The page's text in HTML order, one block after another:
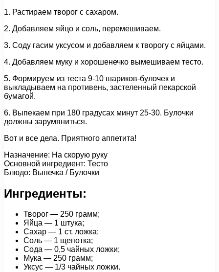
1. Растираем творог с сахаром.
2. Добавляем яйцо и соль, перемешиваем.
3. Соду гасим уксусом и добавляем к творогу с яйцами.
4. Добавляем муку и хорошенечко вымешиваем тесто.
5. Формируем из теста 9-10 шариков-булочек и
выкладываем на противень, застеленный пекарской
бумагой.
6. Выпекаем при 180 градусах минут 25-30. Булочки
должны зарумяниться.
Вот и все дела. Приятного аппетита!
Назначение: На скорую руку
Основной ингредиент: Тесто
Блюдо: Выпечка / Булочки
Ингредиенты:
Творог — 250 грамм;
Яйца — 1 штука;
Сахар — 1 ст. ложка;
Соль — 1 щепотка;
Сода — 0,5 чайных ложки;
Мука — 250 грамм;
Уксус — 1/3 чайных ложки.